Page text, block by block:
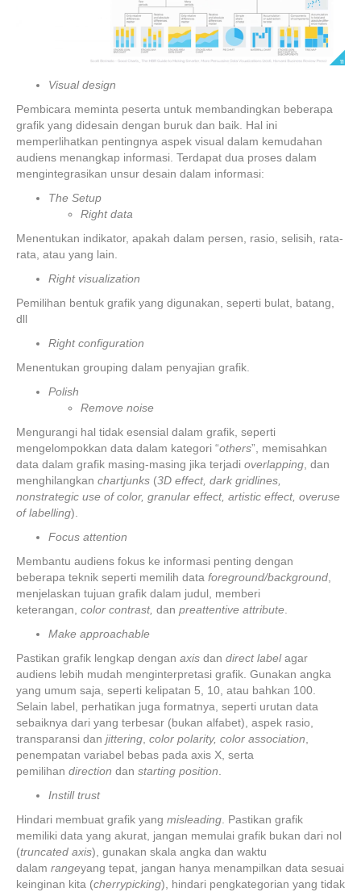
Visual design
Pembicara meminta peserta untuk membandingkan beberapa
grafik yang didesain dengan buruk dan baik. Hal ini
memperlihatkan pentingnya aspek visual dalam kemudahan
audiens menangkap informasi. Terdapat dua proses dalam
mengintegrasikan unsur desain dalam informasi:
The Setup
Right data
Menentukan indikator, apakah dalam persen, rasio, selisih, rata-
rata, atau yang lain.
Right visualization
Pemilihan bentuk grafik yang digunakan, seperti bulat, batang,
dll
Right configuration
Menentukan grouping dalam penyajian grafik.
Polish
Remove noise
Mengurangi hal tidak esensial dalam grafik, seperti
mengelompokkan data dalam kategori “others”, memisahkan
data dalam grafik masing-masing jika terjadi overlapping , dan
menghilangkan chartjunks (3D effect, dark gridlines,
nonstrategic use of color, granular effect, artistic effect, overuse
of labelling).
Focus attention
Membantu audiens fokus ke informasi penting dengan
beberapa teknik seperti memilih data foreground/background
menjelaskan tujuan grafik dalam judul, memberi
keterangan, color contrast, dan preattentive attribute
Make approachable
Pastikan grafik lengkap dengan axis dan direct labelagar
audiens lebih mudah menginterpretasi grafik. Gunakan angka
yang umum saja, seperti kelipatan 5, 10, atau bahkan 100.
Selain label, perhatikan juga formatnya, seperti urutan data
sebaiknya dari yang terbesar (bukan alfabet), aspek rasio,
transparansi dan jittering color polarity, color association
penempatan variabel bebas pada axis X, serta
pemilihan direction dan starting position
Instill trust
Hindari membuat grafik yang misleading . Pastikan grafik
memiliki data yang akurat, jangan memulai grafik bukan dari nol
(truncated axis), gunakan skala angka dan waktu
dalam rangeyang tepat, jangan hanya menampilkan data sesuai
keinginan kita (cherrypicking), hindari pengkategorian yang tidak